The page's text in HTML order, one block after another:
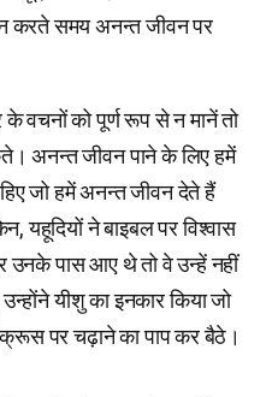
करते समय अनन्त जीवन पर
वचनों को पूर्ण रूप से न मानें तो
अनन्त जीवन पाने के लिए हमें
जो हमें अनन्त जीवन देते हैं
यहूदियों ने बाइबल पर विश्वास
उनके पास आए थे तो वे उन्हें नहीं
यीशु का इनकार किया जो
पर चढ़ाने का पाप कर बैठे।